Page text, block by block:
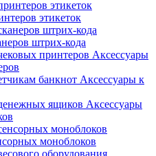
этикеток
штрих-кода
Аксессуары
Аксессуары к
Аксессуары
моноблоков